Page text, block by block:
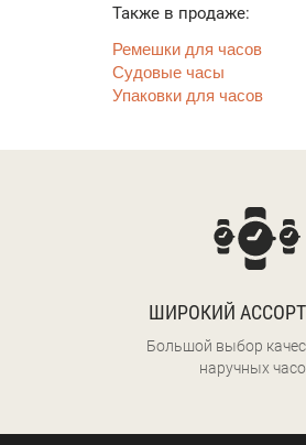
Также в продаже:
Ремешки для часов
Судовые часы
Упаковки для часов
ШИРОКИЙ
Большой выбор
наручных